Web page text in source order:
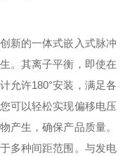
新的一体式嵌入式脉冲
。其离子平衡，即使在
允许180°安装，满足各
可以轻松实现偏移电压
产生，确保产品质量。
多种间距范围。与发电